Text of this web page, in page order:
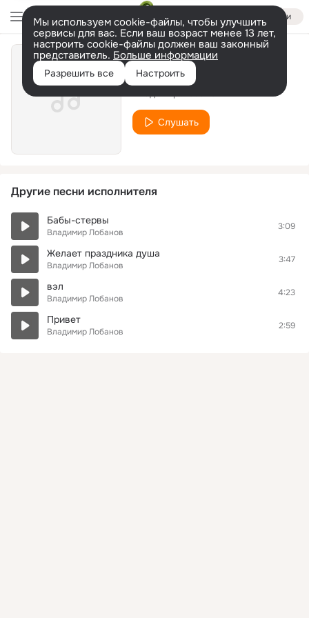
Войти
Мы используем cookie-файлы, чтобы улучшить
сервисы для вас. Если ваш возраст менее 13 лет,
настроить cookie-файлы должен ваш законный
представитель. Больше информации
Разрешить все Настроить
Вечеринка
Слушать
Другие песни исполнителя
Бабы-стервы
Владимир Лобанов
3:09
Желает праздника душа
Владимир Лобанов
3:47
вэл
Владимир Лобанов
4:23
Привет
Владимир Лобанов
2:59